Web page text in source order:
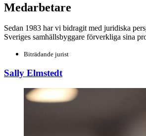
Medarbetare
Sedan 1983 har vi bidragit med juridiska
Sveriges samhällsbyggare förverkliga sina
Biträdande jurist
Sally Elmstedt